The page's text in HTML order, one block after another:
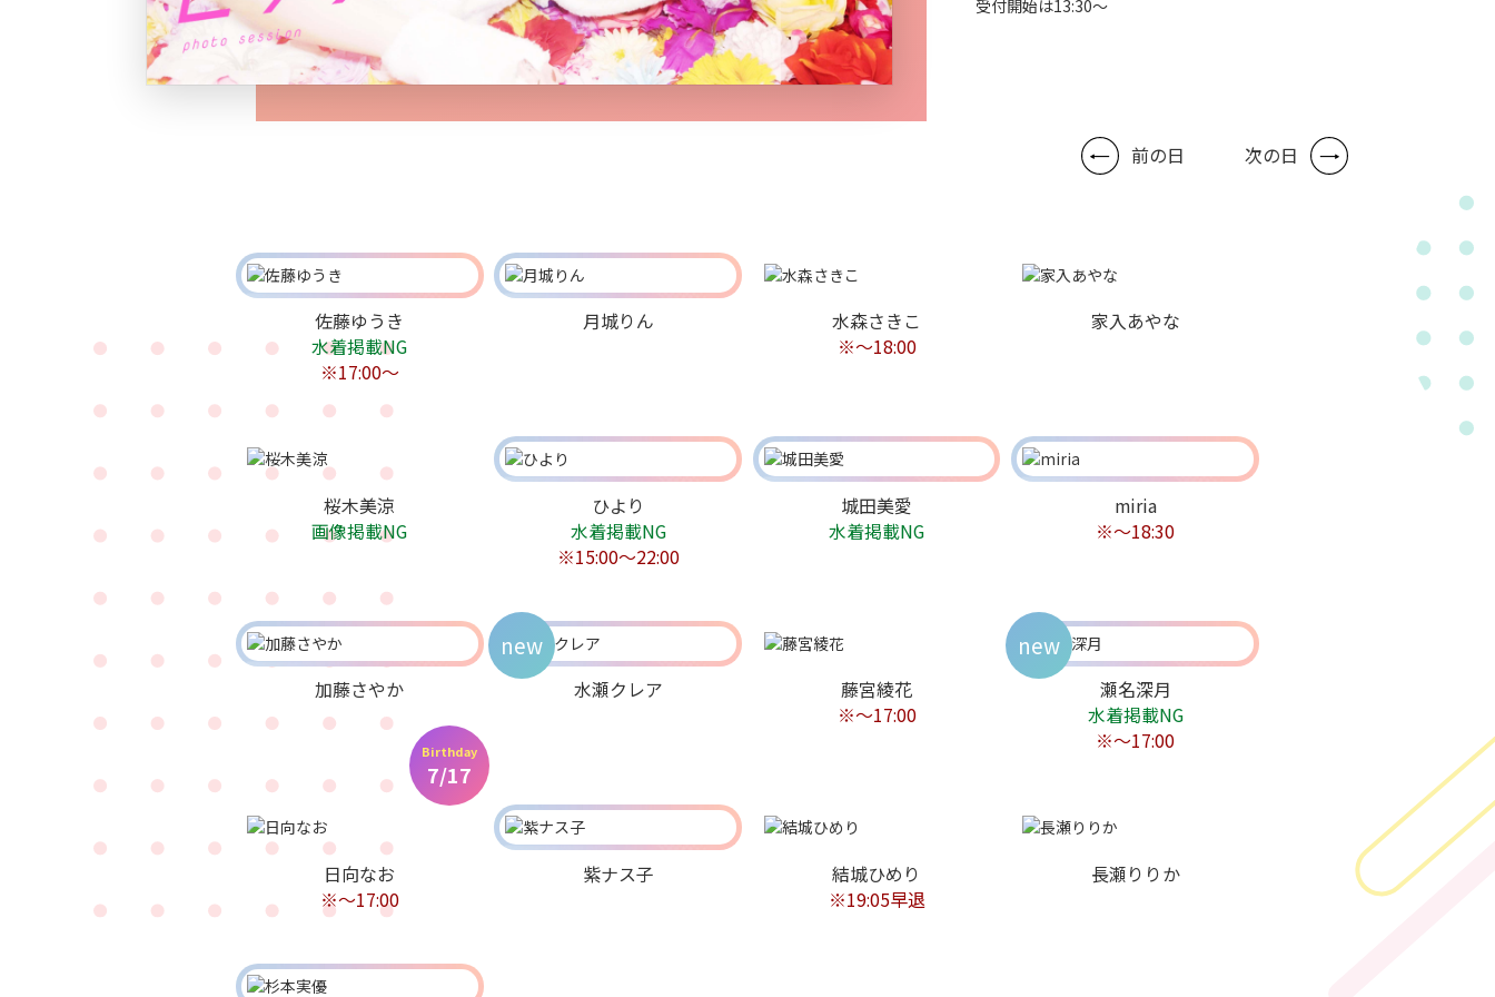
受付開始は13:30～
前の日 次の日
佐藤ゆうき
水着掲載NG
※17:00〜
月城りん
水森さきこ
※〜18:00
家入あやな
桜木美涼
画像掲載NG
Birthday
7/17
ひより
水着掲載NG
※15:00～22:00
城田美愛
水着掲載NG
miria
※〜18:30
加藤さやか 水瀬クレア
new
藤宮綾花
※〜17:00
瀬名深月
水着掲載NG
※〜17:00
new
日向なお
※〜17:00
紫ナス子
結城ひめり
※19:05早退
長瀬りりか